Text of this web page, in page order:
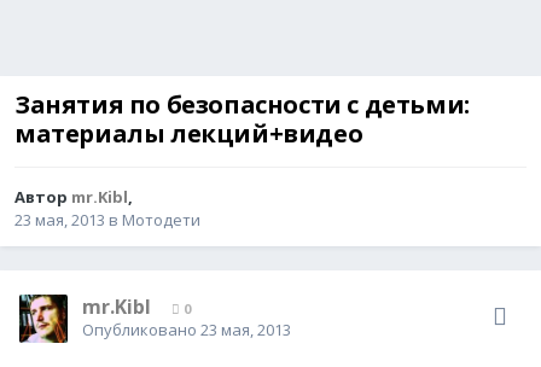
Занятия по безопасности с детьми:
материалы лекций+видео
Автор mr.Kibl,
23 мая, 2013 в Мотодети
mr.Kibl 0
Опубликовано 23 мая, 2013